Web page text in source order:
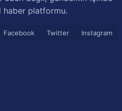
haber platformu.
Facebook Twitter
Instagram